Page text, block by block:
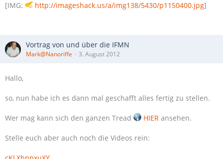
[IMG: http://imageshack.us/a/img138/5430/p1150400.jpg]
Vortrag von und über die IFMN
Mark@Nanoriffe 3. August 2012
Hallo,
so, nun habe ich es dann mal geschafft alles fertig zu stellen.
Wer mag kann sich den ganzen Tread HIER ansehen.
Stelle euch aber auch noch die Videos rein: